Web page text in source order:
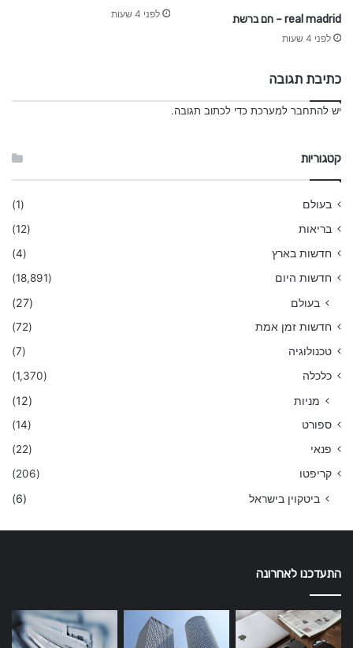
real madrid – חם ברשת
לפני 4 שעות
לפני 4 שעות
כתיבת תגובה
יש להתחבר למערכת כדי לכתוב תגובה.
קטגוריות
בעולם
(1)
בריאות
(12)
חדשות בארץ
(4)
חדשות היום
(18,891)
בעולם (27)
חדשות זמן אמת
(72)
טכנולוגיה
(7)
כלכלה
(1,370)
מניות (12)
ספורט
(14)
פנאי
(22)
קריפטו
(206)
ביטקוין בישראל (6)
התעדכנו לאחרונה